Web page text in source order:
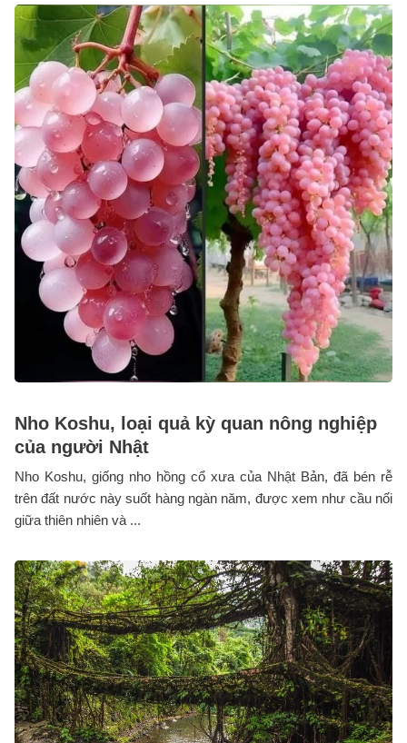
Nho Koshu, loại quả kỳ quan nông nghiệp
của người Nhật
Nho Koshu, giống nho hồng cổ xưa của Nhật Bản, đã bén rễ
trên đất nước này suốt hàng ngàn năm, được xem như cầu nối
giữa thiên nhiên và ...